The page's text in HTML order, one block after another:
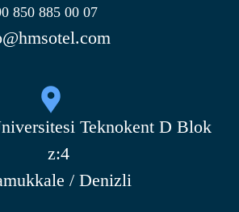
850 885 00 07
Teknokent D Blok
z:4
/ Denizli